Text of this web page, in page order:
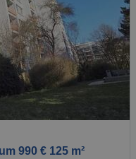
990 € 125 m²